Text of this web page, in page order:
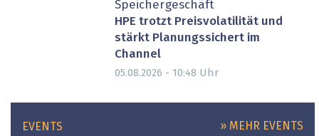
Speichergeschäft
HPE trotzt Preisvolatilität und
stärkt Planungssichert im
Channel
05.08.2026 - 10:48 Uhr
EVENTS » MEHR EVENTS